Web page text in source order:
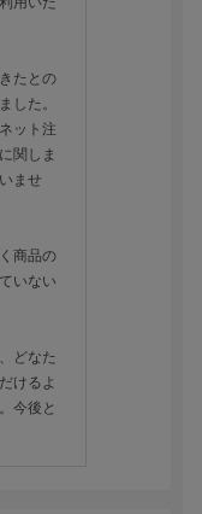
たとの
した。
ット注
関しま
ませ
商品の
いない
どなた
けるよ
今後と